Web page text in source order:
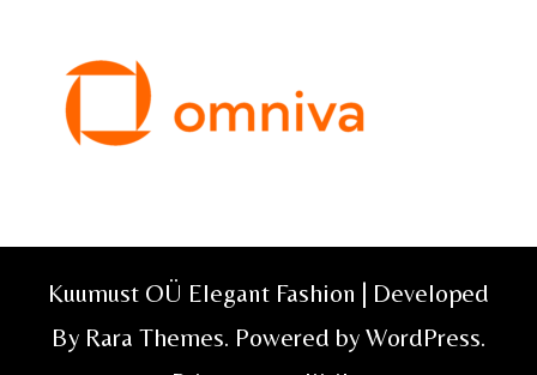
Kuumust OÜ Elegant Fashion | Developed
By Rara Themes. Powered by WordPress.